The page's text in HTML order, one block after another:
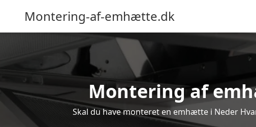
Montering-af-emhætte.dk
Montering af
Skal du have monteret en emhætte i Neder